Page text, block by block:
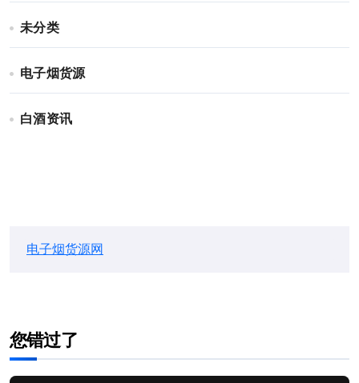
未分类
电子烟货源
白酒资讯
电子烟货源网
您错过了